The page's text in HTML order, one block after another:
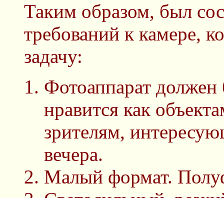
Таким образом, был
требований к камере,
задачу:
Фотоаппарат
нравится как
зрителям,
вечера.
Малый формат.